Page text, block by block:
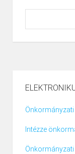
Intézze
Önkormányzati